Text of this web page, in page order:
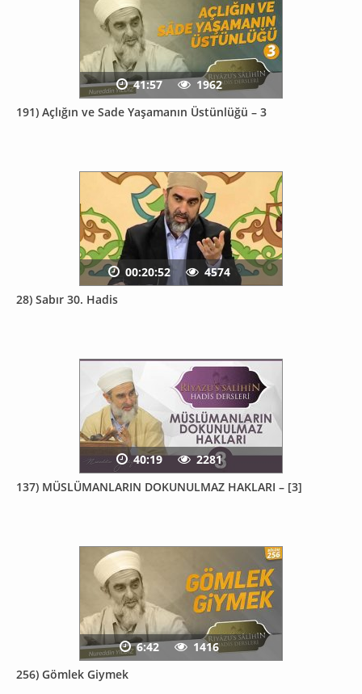
191) Açlığın ve Sade Yaşamanın Üstünlüğü – 3
41:57 1962
28) Sabır 30. Hadis
00:20:52 4574
137) MÜSLÜMANLARIN DOKUNULMAZ HAKLARI – [3]
40:19 2281
256) Gömlek Giymek
6:42 1416